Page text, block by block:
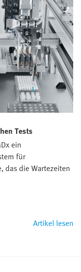
Tests
ein
für
das die Wartezeiten
Artikel lesen